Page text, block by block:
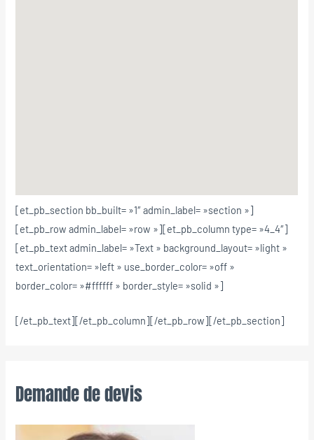
[et_pb_section bb_built= »1″ admin_label= »section »]
[et_pb_row admin_label= »row »][et_pb_column type= »4_4″]
[et_pb_text admin_label= »Text » background_layout= »light »
text_orientation= »left » use_border_color= »off »
border_color= »#ffffff » border_style= »solid »]
[/et_pb_text][/et_pb_column][/et_pb_row][/et_pb_section]
Demande de devis